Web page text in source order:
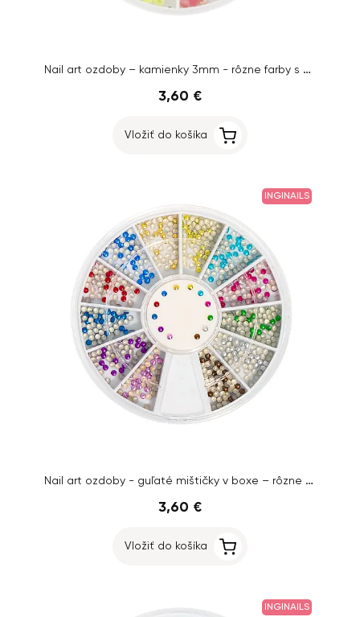
Nail art ozdoby – kamienky 3mm - rôzne farby s AB efektom
3,60 €
Vložiť do košíka
INGINAILS
Nail art ozdoby - guľaté mištičky v boxe – rôzne farby
3,60 €
Vložiť do košíka
INGINAILS